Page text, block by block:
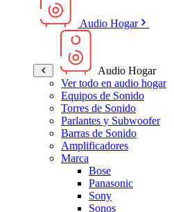
Audio Hogar
Audio Hogar
Ver todo en audio hogar
Equipos de Sonido
Torres de Sonido
Parlantes y Subwoofer
Barras de Sonido
Amplificadores
Marca
Bose
Panasonic
Sony
Sonos